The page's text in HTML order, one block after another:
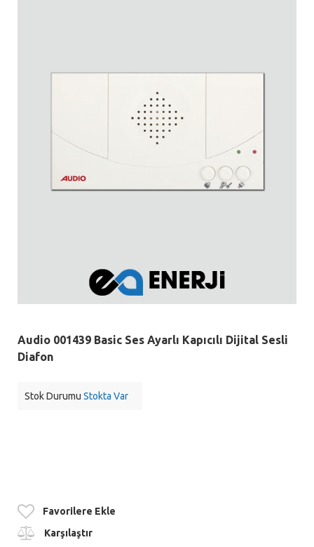
Audio 001439 Basic Ses Ayarlı Kapıcılı Dijital Sesli
Diafon
Stok Durumu Stokta Var
Favorilere Ekle
Karşılaştır